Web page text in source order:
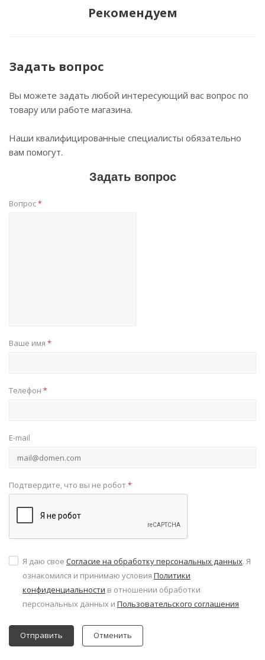
Рекомендуем
Задать вопрос
Вы можете задать любой интересующий вас вопрос по
товару или работе магазина.
Наши квалифицированные специалисты обязательно
вам помогут.
Задать вопрос
Вопрос*
Ваше имя *
Телефон *
E-mail
Подтвердите, что вы не робот*
Я даю свое Согласие на обработку персональных данных. Я
ознакомился и принимаю условия Политики
конфиденциальности в отношении обработки
персональных данных и Пользовательского соглашения
Отменить